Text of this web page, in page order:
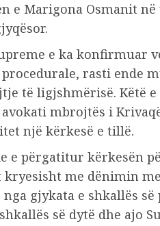
e Marigona Osmanit
e ka konfirmuar
rasti ende
të ligjshmërisë. Këtë
mbrojtës i
një kërkesë e tillë.
e përgatitur kërkesën
kryesisht me dënimin
gjykata e shkallës
së dytë dhe ajo